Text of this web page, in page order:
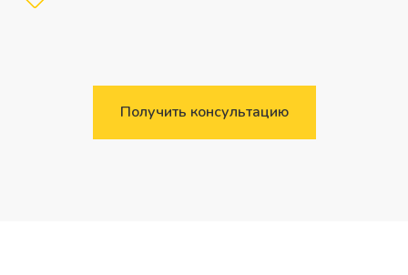
Получить консультацию